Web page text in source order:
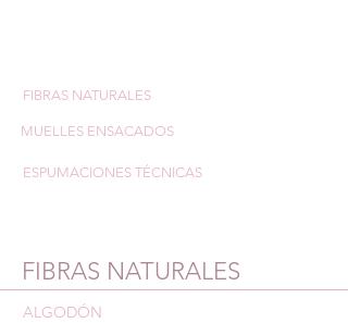
FIBRAS NATURALES
MUELLES ENSACADOS
ESPUMACIONES TÉCNICAS
FIBRAS NATURALES
ALGODÓN